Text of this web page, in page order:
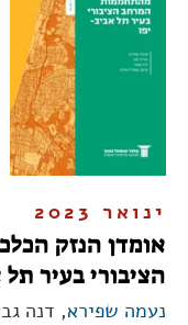
ינואר 2023
אומדן הנזק
הציבורי בעיר
נעמה שפירא, דנה